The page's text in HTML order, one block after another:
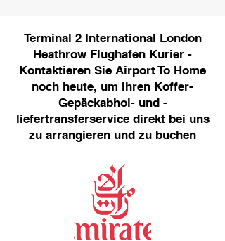
Terminal 2 International London
Heathrow Flughafen Kurier -
Kontaktieren Sie Airport To Home
noch heute, um Ihren Koffer-
Gepäckabhol- und -
liefertransferservice direkt bei uns
zu arrangieren und zu buchen